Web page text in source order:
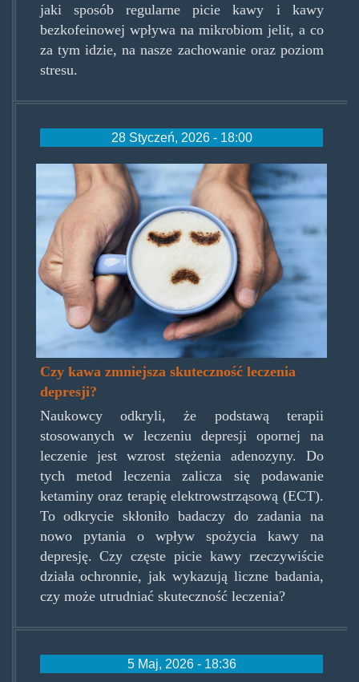
jaki sposób regularne picie kawy i kawy
bezkofeinowej wpływa na mikrobiom jelit, a co
za tym idzie, na nasze zachowanie oraz poziom
stresu.
28 Styczeń, 2026 - 18:00
coffeeanddepression.jpg
Czy kawa zmniejsza skuteczność leczenia
depresji?
Naukowcy odkryli, że podstawą terapii
stosowanych w leczeniu depresji opornej na
leczenie jest wzrost stężenia adenozyny. Do
tych metod leczenia zalicza się podawanie
ketaminy oraz terapię elektrowstrząsową (ECT).
To odkrycie skłoniło badaczy do zadania na
nowo pytania o wpływ spożycia kawy na
depresję. Czy częste picie kawy rzeczywiście
działa ochronnie, jak wykazują liczne badania,
czy może utrudniać skuteczność leczenia?
5 Maj, 2026 - 18:36